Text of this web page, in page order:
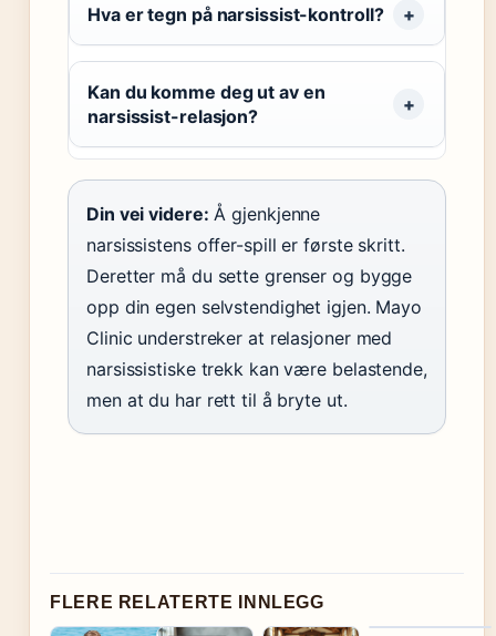
Hva er tegn på narsissist-kontroll?
Kan du komme deg ut av en
narsissist-relasjon?
Din vei videre: Å gjenkjenne
narsissistens offer-spill er første skritt.
Deretter må du sette grenser og bygge
opp din egen selvstendighet igjen. Mayo
Clinic understreker at relasjoner med
narsissistiske trekk kan være belastende,
men at du har rett til å bryte ut.
FLERE RELATERTE INNLEGG